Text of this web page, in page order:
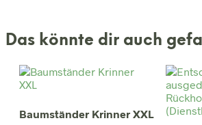
Das könnte dir auch
Baumständer Krinner XXL